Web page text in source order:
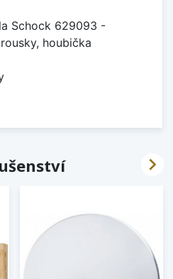
Schock 629093 -
houbička
